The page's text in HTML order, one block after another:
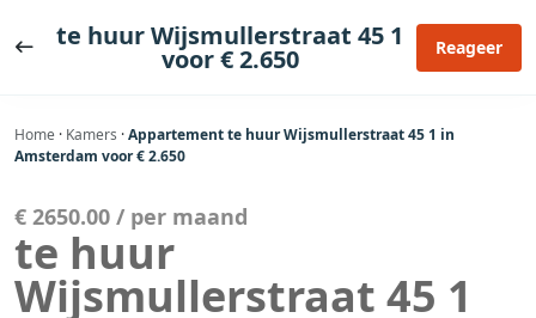
naar
te huur Wijsmullerstraat 45 1
voor € 2.650 Reageer
Home · Kamers ·Appartement te huur Wijsmullerstraat 45 1 in
Amsterdam voor € 2.650
€ 2650.00 / per maand
te huur
Wijsmullerstraat 45 1